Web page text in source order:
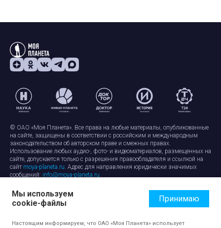
© ОАО «Моя Планета». Все права на любые материалы, опубликованные
на сайте, защищены в соответствии с российским и международным
законодательством об авторском праве и смежных правах.
Использование любых аудио-, фото- и видеоматериалов, размещенных на
сайте, допускается только с разрешения правообладателя и ссылкой на
сайт moya-planeta.ru. Адрес для направления юридически значимых
сообщений: info@moya-planeta.ru.
Правила сайтаРабота с cookie-файлами
Защита персональных данных
Обработка персональных данных
Мы используем
cookie-файлы
Принимаю
Настоящим информируем, что ОАО «Моя Планета» использует